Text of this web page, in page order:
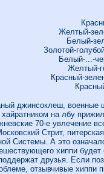
Желтый-
Белый-
Золотой-
Белый-...-
Желтый-
Красный-
джинсоклеш, военные
хайратником на лбу
70-е увлечение
Стрит,
Системы. А это
хиппи будет
друзья. Если
отзывчивые хиппи